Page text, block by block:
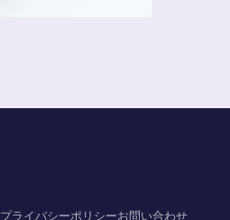
プライバシーポリシーお問い合わせ